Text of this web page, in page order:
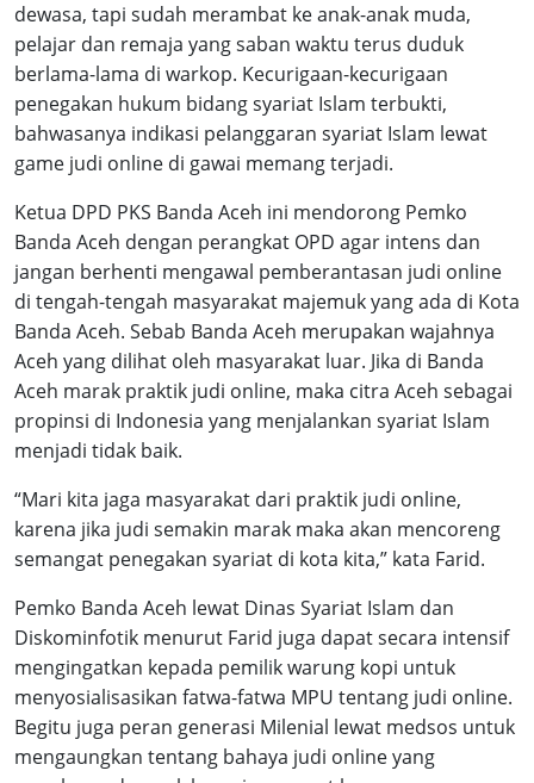
dewasa, tapi sudah merambat ke anak-anak muda,
pelajar dan remaja yang saban waktu terus duduk
berlama-lama di warkop. Kecurigaan-kecurigaan
penegakan hukum bidang syariat Islam terbukti,
bahwasanya indikasi pelanggaran syariat Islam lewat
game judi online di gawai memang terjadi.
Ketua DPD PKS Banda Aceh ini mendorong Pemko
Banda Aceh dengan perangkat OPD agar intens dan
jangan berhenti mengawal pemberantasan judi online
di tengah-tengah masyarakat majemuk yang ada di Kota
Banda Aceh. Sebab Banda Aceh merupakan wajahnya
Aceh yang dilihat oleh masyarakat luar. Jika di Banda
Aceh marak praktik judi online, maka citra Aceh sebagai
propinsi di Indonesia yang menjalankan syariat Islam
menjadi tidak baik.
“Mari kita jaga masyarakat dari praktik judi online,
karena jika judi semakin marak maka akan mencoreng
semangat penegakan syariat di kota kita,” kata Farid.
Pemko Banda Aceh lewat Dinas Syariat Islam dan
Diskominfotik menurut Farid juga dapat secara intensif
mengingatkan kepada pemilik warung kopi untuk
menyosialisasikan fatwa-fatwa MPU tentang judi online.
Begitu juga peran generasi Milenial lewat medsos untuk
mengaungkan tentang bahaya judi online yang